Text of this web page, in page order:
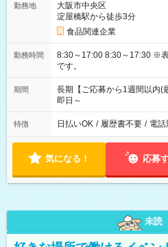
勤務地
大阪市中央区
淀屋橋駅から徒歩3分
食品関連企業
勤務時間
8:30～17:00 8:30～17:30 ※表記のうち実働7時間30分から8時間
です。
期間
長期【ご応募から1週間以内(
即日～
特徴 日払いOK / 履歴書不要 / 電話
気になる！ 応募
未読